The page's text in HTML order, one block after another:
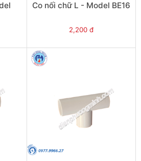
Co nối chữ L - Model BE16
2,200 đ